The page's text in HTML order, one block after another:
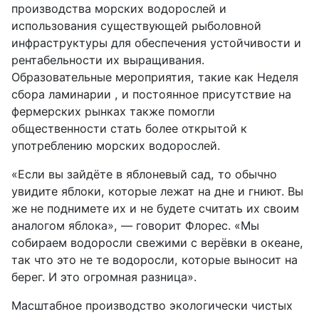
производства морских водорослей и
использования существующей рыболовной
инфраструктуры для обеспечения устойчивости и
рентабельности их выращивания.
Образовательные мероприятия, такие как Неделя
сбора ламинарии , и постоянное присутствие на
фермерских рынках также помогли
общественности стать более открытой к
употреблению морских водорослей.
«Если вы зайдёте в яблоневый сад, то обычно
увидите яблоки, которые лежат на дне и гниют. Вы
же не поднимете их и не будете считать их своим
аналогом яблока», — говорит Флорес. «Мы
собираем водоросли свежими с верёвки в океане,
так что это не те водоросли, которые выносит на
берег. И это огромная разница».
Масштабное производство экологически чистых